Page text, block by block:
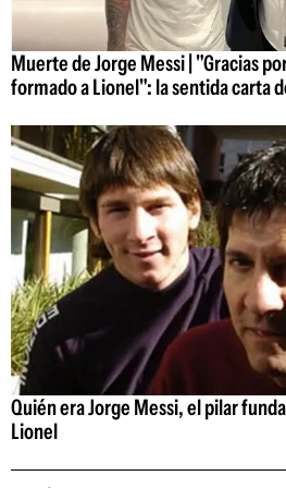
Muerte de Jorge Messi | "Gracias
formado a Lionel": la sentida carta
Quién era Jorge Messi, el pilar
Lionel